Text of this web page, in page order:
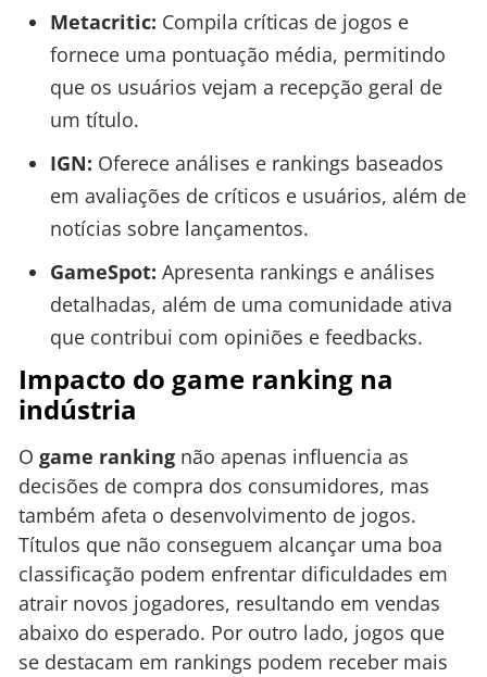
Metacritic: Compila críticas de jogos e
fornece uma pontuação média, permitindo
que os usuários vejam a recepção geral de
um título.
IGN: Oferece análises e rankings baseados
em avaliações de críticos e usuários, além de
notícias sobre lançamentos.
GameSpot: Apresenta rankings e análises
detalhadas, além de uma comunidade ativa
que contribui com opiniões e feedbacks.
Impacto do game ranking na
indústria
O game ranking não apenas influencia as
decisões de compra dos consumidores, mas
também afeta o desenvolvimento de jogos.
Títulos que não conseguem alcançar uma boa
classificação podem enfrentar dificuldades em
atrair novos jogadores, resultando em vendas
abaixo do esperado. Por outro lado, jogos que
se destacam em rankings podem receber mais